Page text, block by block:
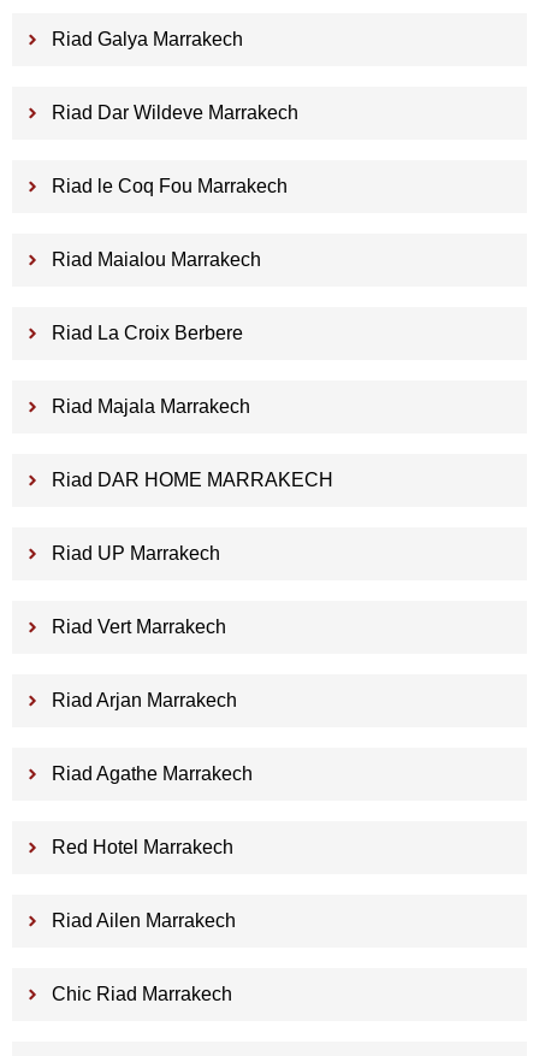
Riad Galya Marrakech
Riad Dar Wildeve Marrakech
Riad le Coq Fou Marrakech
Riad Maialou Marrakech
Riad La Croix Berbere
Riad Majala Marrakech
Riad DAR HOME MARRAKECH
Riad UP Marrakech
Riad Vert Marrakech
Riad Arjan Marrakech
Riad Agathe Marrakech
Red Hotel Marrakech
Riad Ailen Marrakech
Chic Riad Marrakech